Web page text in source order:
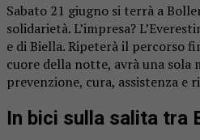
Sabato 21 giugno si terrà a
solidarietà. L’impresa?
e di Biella. Ripeterà il percorso
cuore della notte, avrà una sola
prevenzione, cura, assistenza e
In bici sulla salita tra